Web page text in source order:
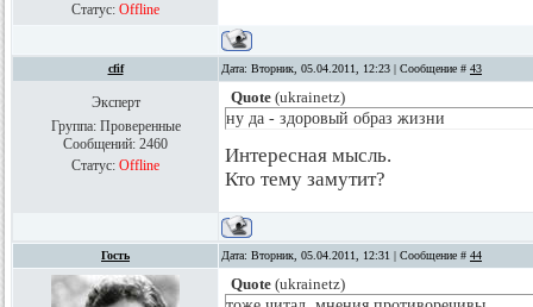
Статус: Offline
cfif Дата: Вторник, 05.04.2011, 12:23 | Сообщение # 43
Эксперт
Группа: Проверенные
Сообщений: 2460
Статус: Offline
Quote (ukrainetz)
ну да - здоровый образ жизни
Интересная мысль.
Кто тему замутит?
Гость Дата: Вторник, 05.04.2011, 12:31 | Сообщение # 44
Quote (ukrainetz)